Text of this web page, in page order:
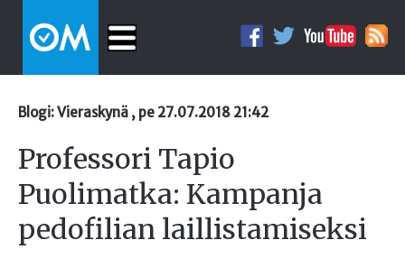
Blogi: Vieraskynä , pe 27.07.2018 21:42
Professori Tapio
Puolimatka: Kampanja
pedofilian laillistamiseksi